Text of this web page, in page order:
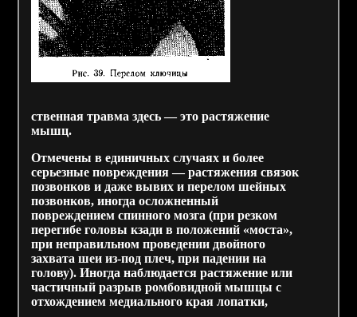
ственная травма здесь — это растяжение
мышц.
Отмечены в единичных случаях и более
серьезные повреждения — растяжения связок
позвонков и даже вывих и перелом шейных
позвонков, иногда осложненный
повреждением спинного мозга (при резком
перегибе головы кзади в положений «моста»,
при неправильном проведении двойного
захвата шеи из-под плеч, при падении на
голову). Иногда наблюдается растяжение или
частичный разрыв ромбовидной мышцы с
отхождением медиального края лопатки,